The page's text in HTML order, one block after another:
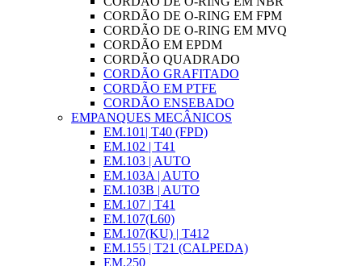
CORDÃO DE O-RING EM FPM
CORDÃO DE O-RING EM MVQ
CORDÃO EM EPDM
CORDÃO QUADRADO
CORDÃO GRAFITADO
CORDÃO EM PTFE
CORDÃO ENSEBADO
EMPANQUES MECÂNICOS
EM.101| T40 (FPD)
EM.102 | T41
EM.103 | AUTO
EM.103A | AUTO
EM.103B | AUTO
EM.107 | T41
EM.107(L60)
EM.107(KU) | T412
EM.155 | T21 (CALPEDA)
EM.250